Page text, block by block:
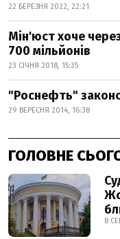
22 БЕРЕЗНЯ 2022, 22:21
Мін'юст хоче
700 мільйонів
23 СІЧНЯ 2018, 15:35
"Роснефть"
29 ВЕРЕСНЯ 2014, 16:38
ГОЛОВНЕ
8